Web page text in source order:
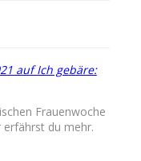
auf Ich gebäre:
Frauenwoche
erfährst du mehr.